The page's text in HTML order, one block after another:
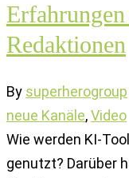
Redaktionen
By superherogroup
neue Kanäle,Video
Wie werden KI-
genutzt? Darüber